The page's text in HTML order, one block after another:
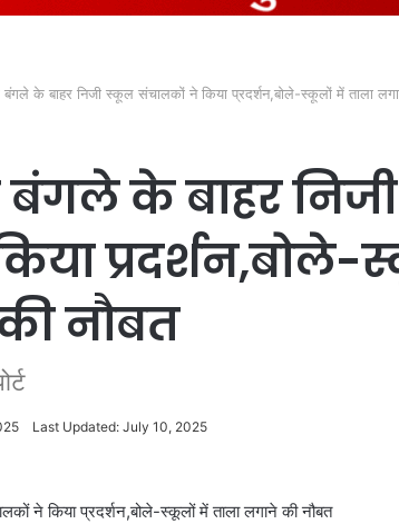
बंगले के बाहर निजी स्कूल संचालकों ने किया प्रदर्शन,बोले-स्कूलों में ताला
बंगले के बाहर
प्रदर्शन,बोले-
नौबत
Last Updated: July 10, 2025
ने किया प्रदर्शन,बोले-स्कूलों में ताला लगाने की नौबत